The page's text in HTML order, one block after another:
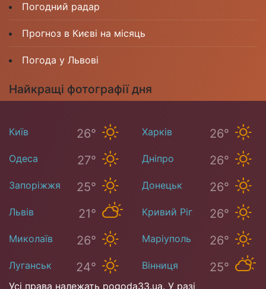
Погодний радар
Прогноз в Києві на місяць
Погода у Львові
Найкращі фотографії дня
Київ 26° Харків 26°
Одеса 27° Дніпро 26°
Запоріжжя 25° Донецьк 26°
Львів 21° Кривий Ріг 26°
Миколаїв 26° Маріуполь 26°
Луганськ 24° Вінниця 25°
Усі права належать pogoda33.ua. У разі